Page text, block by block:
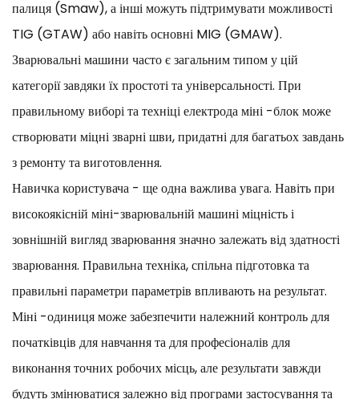
палиця (Smaw), а інші можуть підтримувати можливості
TIG (GTAW) або навіть основні MIG (GMAW).
Зварювальні машини часто є загальним типом у цій
категорії завдяки їх простоті та універсальності. При
правильному виборі та техніці електрода міні -блок може
створювати міцні зварні шви, придатні для багатьох завдань
з ремонту та виготовлення.
Навичка користувача - ще одна важлива увага. Навіть при
високоякісній міні-зварювальній машині міцність і
зовнішній вигляд зварювання значно залежать від здатності
зварювання. Правильна техніка, спільна підготовка та
правильні параметри параметрів впливають на результат.
Міні -одиниця може забезпечити належний контроль для
початківців для навчання та для професіоналів для
виконання точних робочих місць, але результати завжди
будуть змінюватися залежно від програми застосування та